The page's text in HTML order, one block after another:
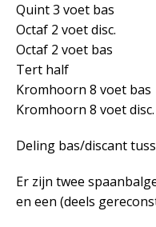
Quint 3 voet bas
Octaf 2 voet disc.
Octaf 2 voet bas
Tert half
Kromhoorn 8 voet bas
Kromhoorn 8 voet disc.
Deling bas/discant
Er zijn twee
en een (deels